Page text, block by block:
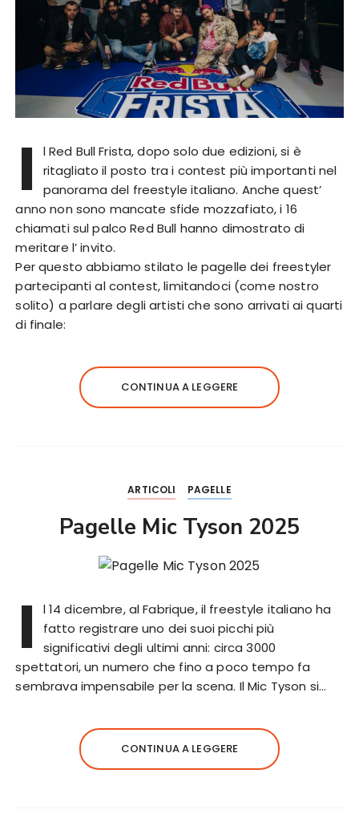
I
l Red Bull Frista, dopo solo due edizioni, si è
ritagliato il posto tra i contest più importanti nel
panorama del freestyle italiano. Anche quest’
anno non sono mancate sfide mozzafiato, i 16
chiamati sul palco Red Bull hanno dimostrato di
meritare l’ invito.
Per questo abbiamo stilato le pagelle dei freestyler
partecipanti al contest, limitandoci (come nostro
solito) a parlare degli artisti che sono arrivati ai quarti
di finale:
CONTINUA A LEGGERE
ARTICOLI PAGELLE
Pagelle Mic Tyson 2025
I
l 14 dicembre, al Fabrique, il freestyle italiano ha
fatto registrare uno dei suoi picchi più
significativi degli ultimi anni: circa 3000
spettatori, un numero che fino a poco tempo fa
sembrava impensabile per la scena. Il Mic Tyson si…
CONTINUA A LEGGERE